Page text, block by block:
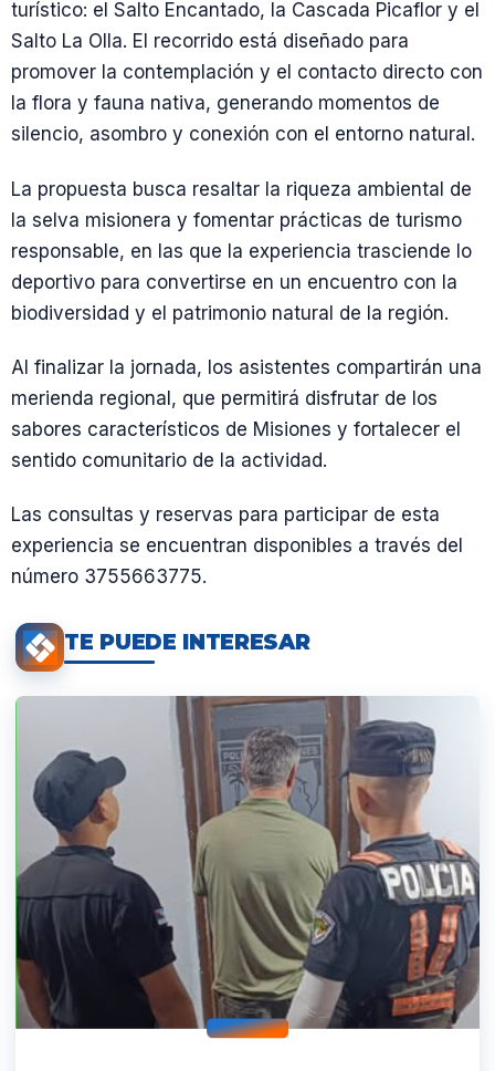
turístico: el Salto Encantado, la Cascada Picaflor y el
Salto La Olla. El recorrido está diseñado para
promover la contemplación y el contacto directo con
la flora y fauna nativa, generando momentos de
silencio, asombro y conexión con el entorno natural.
La propuesta busca resaltar la riqueza ambiental de
la selva misionera y fomentar prácticas de turismo
responsable, en las que la experiencia trasciende lo
deportivo para convertirse en un encuentro con la
biodiversidad y el patrimonio natural de la región.
Al finalizar la jornada, los asistentes compartirán una
merienda regional, que permitirá disfrutar de los
sabores característicos de Misiones y fortalecer el
sentido comunitario de la actividad.
Las consultas y reservas para participar de esta
experiencia se encuentran disponibles a través del
número 3755663775.
TE PUEDE INTERESAR